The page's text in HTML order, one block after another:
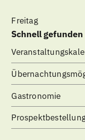
Freitag
Schnell gefunden
Gastronomie